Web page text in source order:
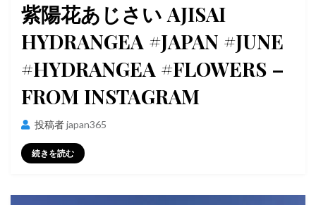
日:
紫陽花あじさい AJISAI
HYDRANGEA #JAPAN #JUNE
#HYDRANGEA #FLOWERS –
FROM INSTAGRAM
投稿者japan365
続きを読む